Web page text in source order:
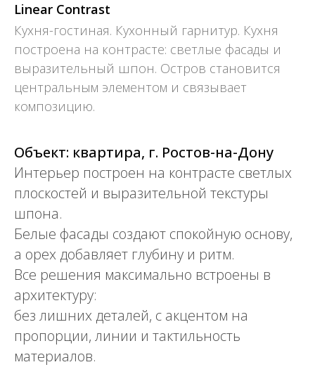
Linear Contrast
Кухня-гостиная. Кухонный гарнитур. Кухня
построена на контрасте: светлые фасады и
выразительный шпон. Остров становится
центральным элементом и связывает
композицию.
Объект: квартира, г. Ростов-на-Дону
Интерьер построен на контрасте светлых
плоскостей и выразительной текстуры
шпона.
Белые фасады создают спокойную основу,
а орех добавляет глубину и ритм.
Все решения максимально встроены в
архитектуру:
без лишних деталей, с акцентом на
пропорции, линии и тактильность
материалов.